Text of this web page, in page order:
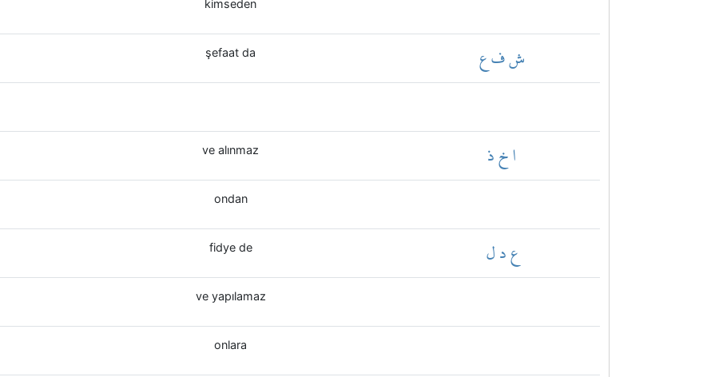
kimseden
şefaat da ش ف ع
ve alınmaz ا خ ذ
ondan
fidye de ع د ل
ve yapılamaz
onlara